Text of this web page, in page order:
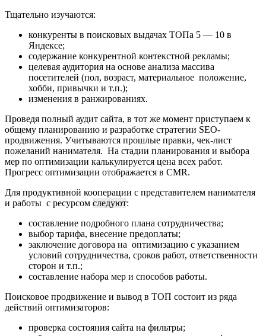
Тщательно изучаются:
конкуренты в поисковых выдачах ТОПа 5 — 10 в
Яндексе;
содержание конкурентной контекстной рекламы;
целевая аудитория на основе анализа массива
посетителей (пол, возраст, материальное положение,
хобби, привычки и т.п.);
изменения в ранжированиях.
Проведя полный аудит сайта, в тот же момент приступаем к
общему планированию и разработке стратегии SEO-
продвижения. Учитываются прошлые правки, чек-лист
пожеланий нанимателя. На стадии планирования и выбора
мер по оптимизации калькулируется цена всех работ.
Прогресс оптимизации отображается в CMR.
Для продуктивной кооперации с представителем нанимателя
и работы с ресурсом следуют:
составление подробного плана сотрудничества;
выбор тарифа, внесение предоплаты;
заключение договора на оптимизацию с указанием
условий сотрудничества, сроков работ, ответственности
сторон и т.п.;
составление набора мер и способов работы.
Поисковое продвижение и вывод в ТОП состоит из ряда
действий оптимизаторов:
проверка состояния сайта на фильтры;